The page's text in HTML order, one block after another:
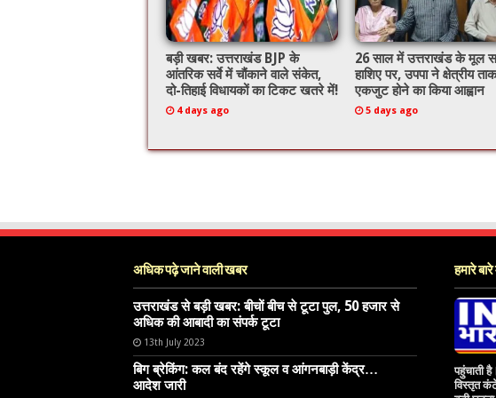
बड़ी खबर: उत्तराखंड BJP के
आंतरिक सर्वे में चौंकाने वाले संकेत,
दो-तिहाई विधायकों का टिकट खतरे में!
4 days ago
26 साल में उत्तराखंड के मूल
हाशिए पर, उपपा ने क्षेत्रीय
एकजुट होने का किया आह्वान
5 days ago
अधिक पढ़े जाने वाली खबर
उत्तराखंड से बड़ी खबर: बीचों बीच से टूटा पुल, 50 हजार से
अधिक की आबादी का संपर्क टूटा
13th July 2023
बिग ब्रेकिंग: कल बंद रहेंगे स्कूल व आंगनबाड़ी केंद्र…
आदेश जारी
हमारे बारे
पहुंचाती
विस्तृत